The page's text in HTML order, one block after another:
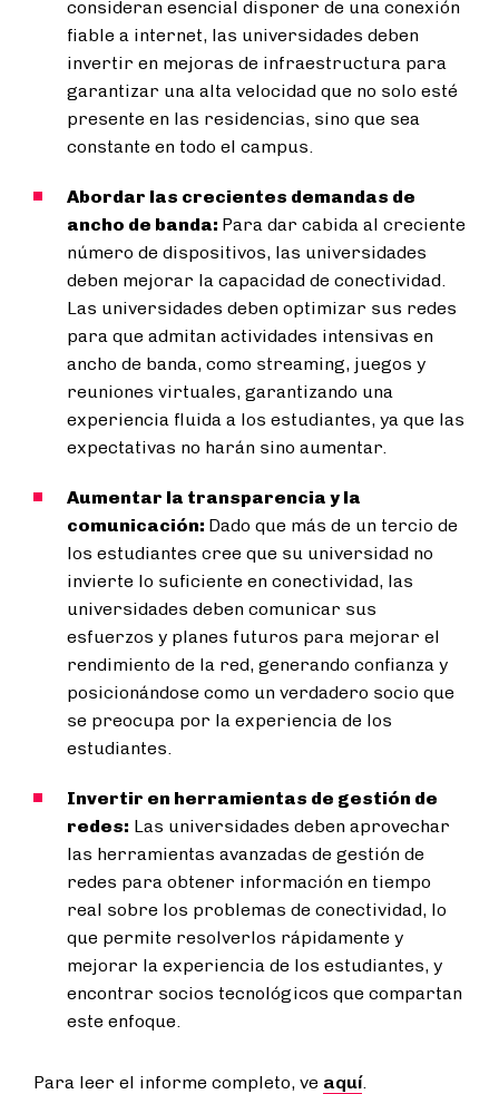
consideran esencial disponer de una conexión
fiable a internet, las universidades deben
invertir en mejoras de infraestructura para
garantizar una alta velocidad que no solo esté
presente en las residencias, sino que sea
constante en todo el campus.
Abordar las crecientes demandas de
ancho de banda: Para dar cabida al creciente
número de dispositivos, las universidades
deben mejorar la capacidad de conectividad.
Las universidades deben optimizar sus redes
para que admitan actividades intensivas en
ancho de banda, como streaming, juegos y
reuniones virtuales, garantizando una
experiencia fluida a los estudiantes, ya que las
expectativas no harán sino aumentar.
Aumentar la transparencia y la
comunicación: Dado que más de un tercio de
los estudiantes cree que su universidad no
invierte lo suficiente en conectividad, las
universidades deben comunicar sus
esfuerzos y planes futuros para mejorar el
rendimiento de la red, generando confianza y
posicionándose como un verdadero socio que
se preocupa por la experiencia de los
estudiantes.
Invertir en herramientas de gestión de
redes: Las universidades deben aprovechar
las herramientas avanzadas de gestión de
redes para obtener información en tiempo
real sobre los problemas de conectividad, lo
que permite resolverlos rápidamente y
mejorar la experiencia de los estudiantes, y
encontrar socios tecnológicos que compartan
este enfoque.
Para leer el informe completo, ve aquí.